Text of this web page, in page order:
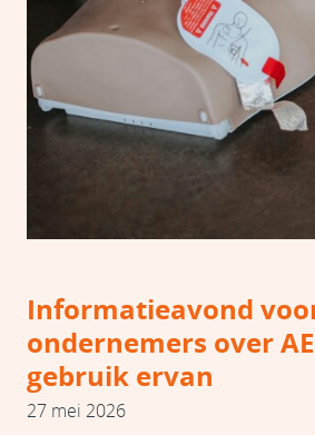
Informatieavond
ondernemers over
gebruik ervan
27 mei 2026